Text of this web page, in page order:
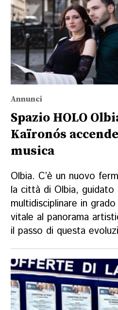
Annunci
Spazio HOLO
Kaïronós
musica
Olbia. C’è un nuovo
la città di Olbia, guidato
multidisciplinare in
vitale al panorama
il passo di questa